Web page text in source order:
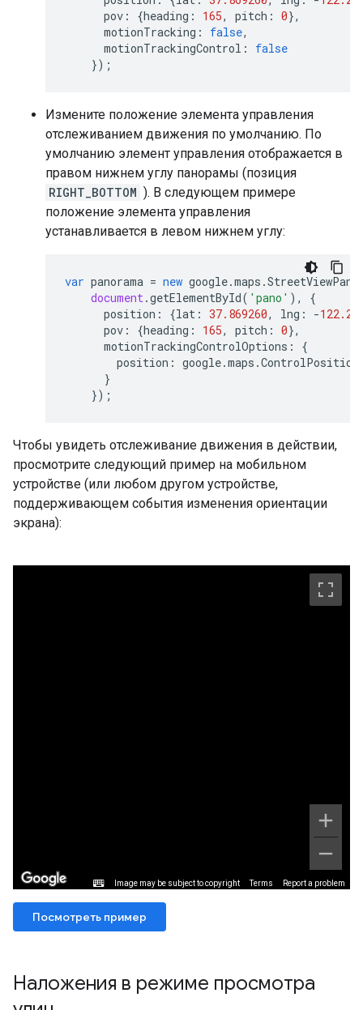
pov : {heading : 165, pitch : 0},
motionTracking : false,
motionTrackingControl :
false
});
Измените положение элемента управления
отслеживанием движения по умолчанию. По
умолчанию элемент управления отображается в
правом нижнем углу панорамы (позиция
RIGHT_BOTTOM ). В следующем примере
положение элемента управления
устанавливается в левом нижнем углу:
var panorama = new google.maps .
document.getElementById( 'pano' ),
{
position : {lat : 37.869260, lng : -
pov : {heading : 165, pitch : 0},
motionTrackingControlOptions :
{
position : google.maps .ControlPosition
}
});
Чтобы увидеть отслеживание движения в действии,
просмотрите следующий пример на мобильном
устройстве (или любом другом устройстве,
поддерживающем события изменения ориентации
экрана):
Посмотреть пример
Наложения в режиме просмотра